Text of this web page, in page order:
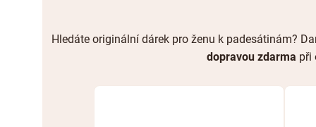
Hledáte originální dárek pro ženu k padesátinám?
dopravou zdarma při